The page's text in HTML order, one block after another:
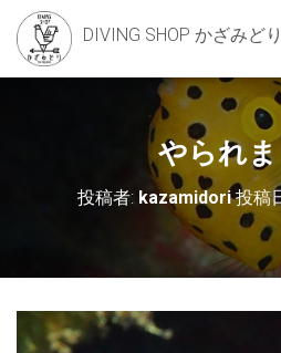
DIVING SHOP かざみどり
やられ
投稿者: kazamidori投稿